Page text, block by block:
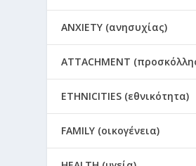
ANXIETY (ανησυχίας)
ATTACHMENT
ETHNICITIES (εθνικότητα)
FAMILY (οικογένεια)